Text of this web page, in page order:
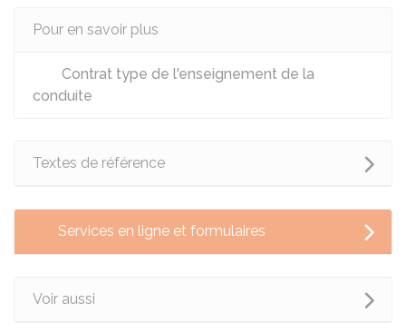
Pour en savoir plus
Contrat type de l'enseignement de la
conduite
Textes de référence
Services en ligne et formulaires
Voir aussi